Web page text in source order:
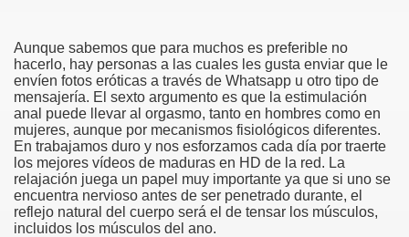
Aunque sabemos que para muchos es preferible no
hacerlo, hay personas a las cuales les gusta enviar que le
envíen fotos eróticas a través de Whatsapp u otro tipo de
mensajería. El sexto argumento es que la estimulación
anal puede llevar al orgasmo, tanto en hombres como en
mujeres, aunque por mecanismos fisiológicos diferentes.
En trabajamos duro y nos esforzamos cada día por traerte
los mejores vídeos de maduras en HD de la red. La
relajación juega un papel muy importante ya que si uno se
encuentra nervioso antes de ser penetrado durante, el
reflejo natural del cuerpo será el de tensar los músculos,
incluidos los músculos del ano.
Голых Девушек И Женщин
Женщин
Бесплатно